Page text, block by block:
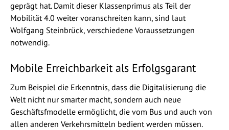
geprägt hat. Damit dieser Klassenprimus als Teil der
Mobilität 4.0 weiter voranschreiten kann, sind laut
Wolfgang Steinbrück, verschiedene Voraussetzungen
notwendig.
Mobile Erreichbarkeit als Erfolgsgarant
Zum Beispiel die Erkenntnis, dass die Digitalisierung die
Welt nicht nur smarter macht, sondern auch neue
Geschäftsfmodelle ermöglicht, die vom Bus und auch von
allen anderen Verkehrsmitteln bedient werden müssen.